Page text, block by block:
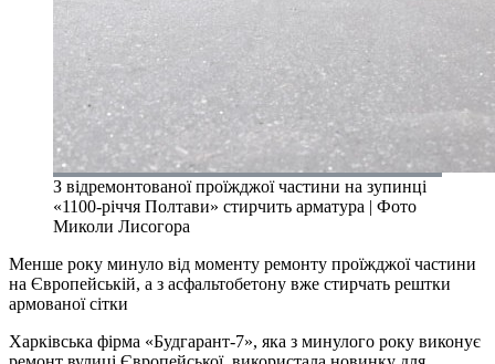
З відремонтованої проїжджої частини на зупинці
«1100-річчя Полтави» стирчить арматура | Фото
Миколи Лисогора
Менше року минуло від моменту ремонту проїжджої частини
на Європейській, а з асфальтобетону вже стирчать рештки
армованої сітки
Харківська фірма «Будгарант-7», яка з минулого року виконує